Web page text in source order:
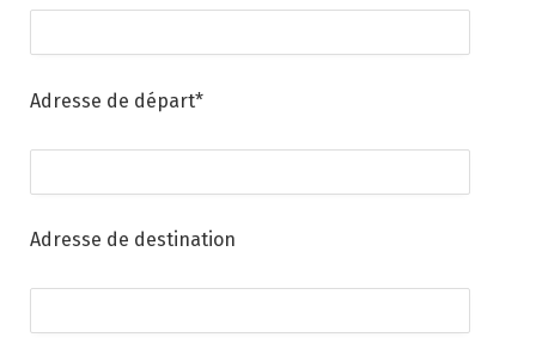
Adresse de départ*
Adresse de destination